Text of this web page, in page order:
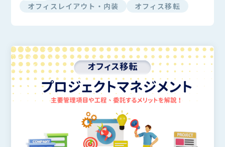
オフィスレイアウト・内装
オフィス移転